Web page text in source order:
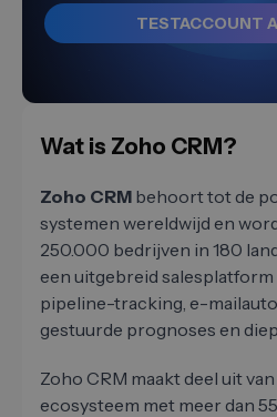
TESTACCOUNT
Wat is Zoho CRM?
Zoho CRM behoort tot de
systemen wereldwijd en
250.000 bedrijven in 180
een uitgebreid
pipeline-tracking, e-
gestuurde prognoses en
Zoho CRM maakt deel uit
ecosysteem met meer dan